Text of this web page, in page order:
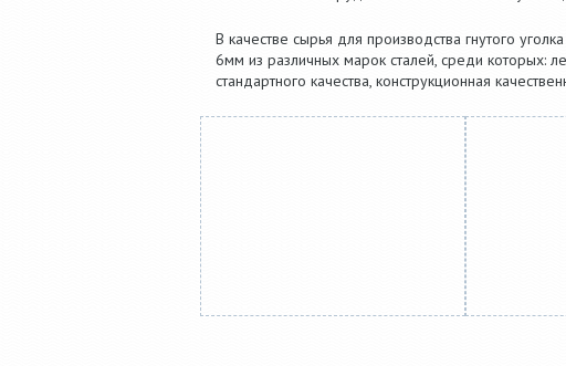
В качестве сырья для производства гнутого
6мм из различных марок сталей, среди которых:
стандартного качества, конструкционная